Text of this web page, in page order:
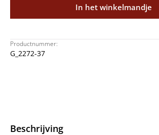
In het winkelmandje
Productnummer:
G_2272-37
Beschrijving